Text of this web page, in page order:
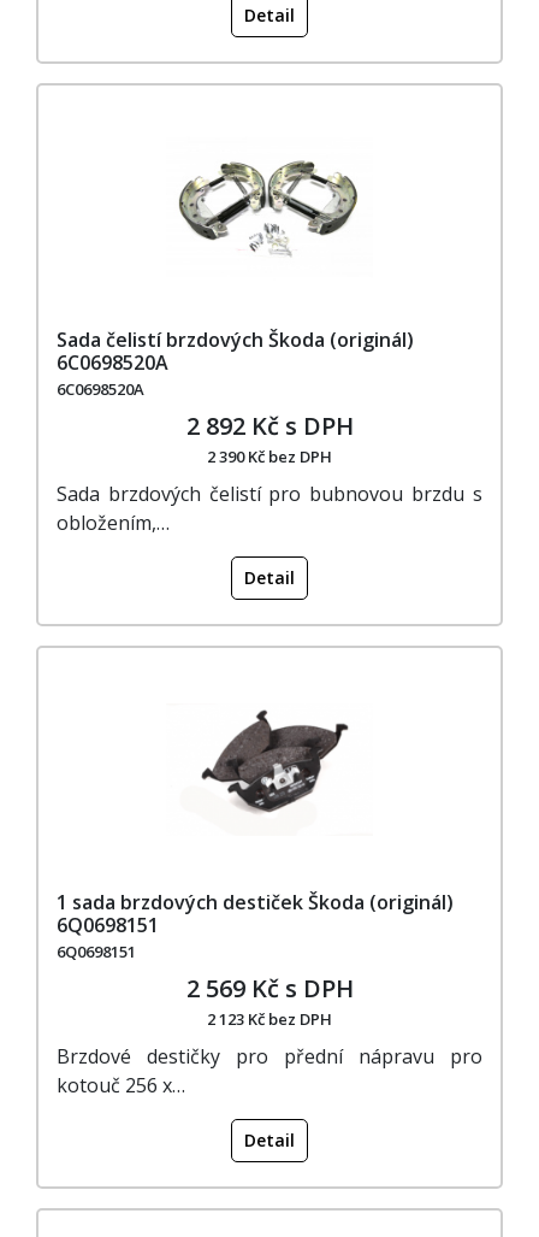
Detail
Sada čelistí brzdových Škoda (originál)
6C0698520A
6C0698520A
2 892 Kč s DPH
2 390 Kč bez DPH
Sada brzdových čelistí pro bubnovou brzdu s
obložením,…
Detail
1 sada brzdových destiček Škoda (originál)
6Q0698151
6Q0698151
2 569 Kč s DPH
2 123 Kč bez DPH
Brzdové destičky pro přední nápravu pro
kotouč 256 x…
Detail